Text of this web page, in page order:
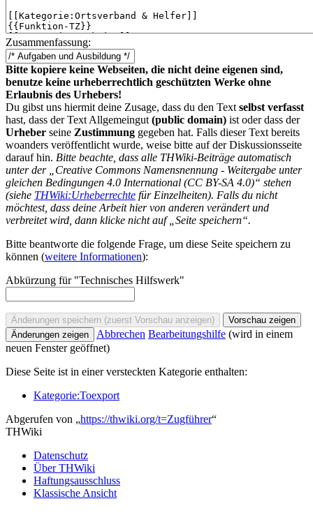
Zusammenfassung:
Bitte kopiere keine Webseiten, die nicht deine eigenen sind,
benutze keine urheberrechtlich geschützten Werke ohne
Erlaubnis des Urhebers!
Du gibst uns hiermit deine Zusage, dass du den Text selbst verfasst
hast, dass der Text Allgemeingut (public domain) ist oder dass der
Urheber seine Zustimmung gegeben hat. Falls dieser Text bereits
woanders veröffentlicht wurde, weise bitte auf der Diskussionsseite
darauf hin. Bitte beachte, dass alle THWiki-Beiträge automatisch
unter der „Creative Commons Namensnennung - Weitergabe unter
gleichen Bedingungen 4.0 International (CC BY-SA 4.0)“ stehen
(siehe THWiki:Urheberrechte für Einzelheiten). Falls du nicht
möchtest, dass deine Arbeit hier von anderen verändert und
verbreitet wird, dann klicke nicht auf „Seite speichern“.
Bitte beantworte die folgende Frage, um diese Seite speichern zu
können (weitere Informationen):
Abkürzung für "Technisches Hilfswerk"
Abbrechen Bearbeitungshilfe (wird in einem
neuen Fenster geöffnet)
Diese Seite ist in einer versteckten Kategorie enthalten:
Kategorie:Toexport
Abgerufen von „https://thwiki.org/t=Zugführer“
THWiki
Datenschutz
Über THWiki
Haftungsausschluss
Klassische Ansicht